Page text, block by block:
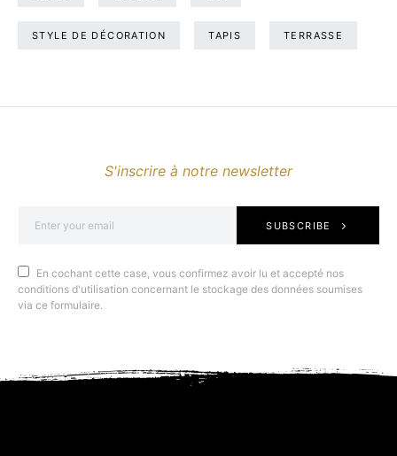
STYLE DE DÉCORATION TAPIS TERRASSE
S'inscrire à notre newsletter
SUBSCRIBE
En cochant cette case, vous confirmez avoir lu et accepté nos
conditions d'utilisation concernant le stockage des données soumises
via ce formulaire.